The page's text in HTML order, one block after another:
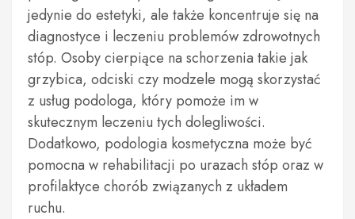
jedynie do estetyki, ale także koncentruje się na
diagnostyce i leczeniu problemów zdrowotnych
stóp. Osoby cierpiące na schorzenia takie jak
grzybica, odciski czy modzele mogą skorzystać
z usług podologa, który pomoże im w
skutecznym leczeniu tych dolegliwości.
Dodatkowo, podologia kosmetyczna może być
pomocna w rehabilitacji po urazach stóp oraz w
profilaktyce chorób związanych z układem
ruchu.